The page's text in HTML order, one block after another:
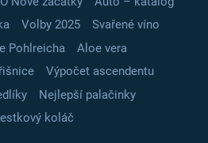
Volby 2025
Svařené víno
Pohlreicha
Aloe vera
Výpočet ascendentu
Nejlepší palačinky
koláč